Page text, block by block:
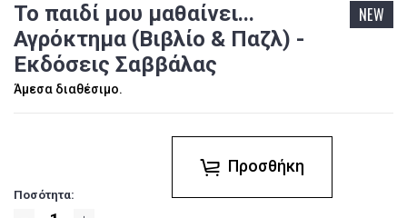
Το παιδί μου μαθαίνει...
Αγρόκτημα (Βιβλίο & Παζλ) -
Εκδόσεις Σαββάλας
NEW
Άμεσα διαθέσιμο.
Ποσότητα:
Προσθήκη